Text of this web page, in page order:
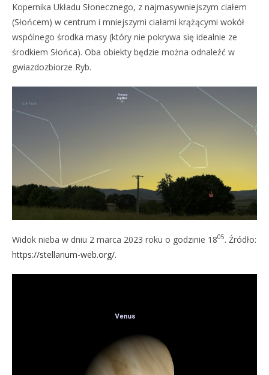
Kopernika Układu Słonecznego, z najmasywniejszym ciałem
(Słońcem) w centrum i mniejszymi ciałami krążącymi wokół
wspólnego środka masy (który nie pokrywa się idealnie ze
środkiem Słońca). Oba obiekty będzie można odnaleźć w
gwiazdozbiorze Ryb.
Widok nieba w dniu 2 marca 2023 roku o godzinie 1805. Źródło:
https://stellarium-web.org/.